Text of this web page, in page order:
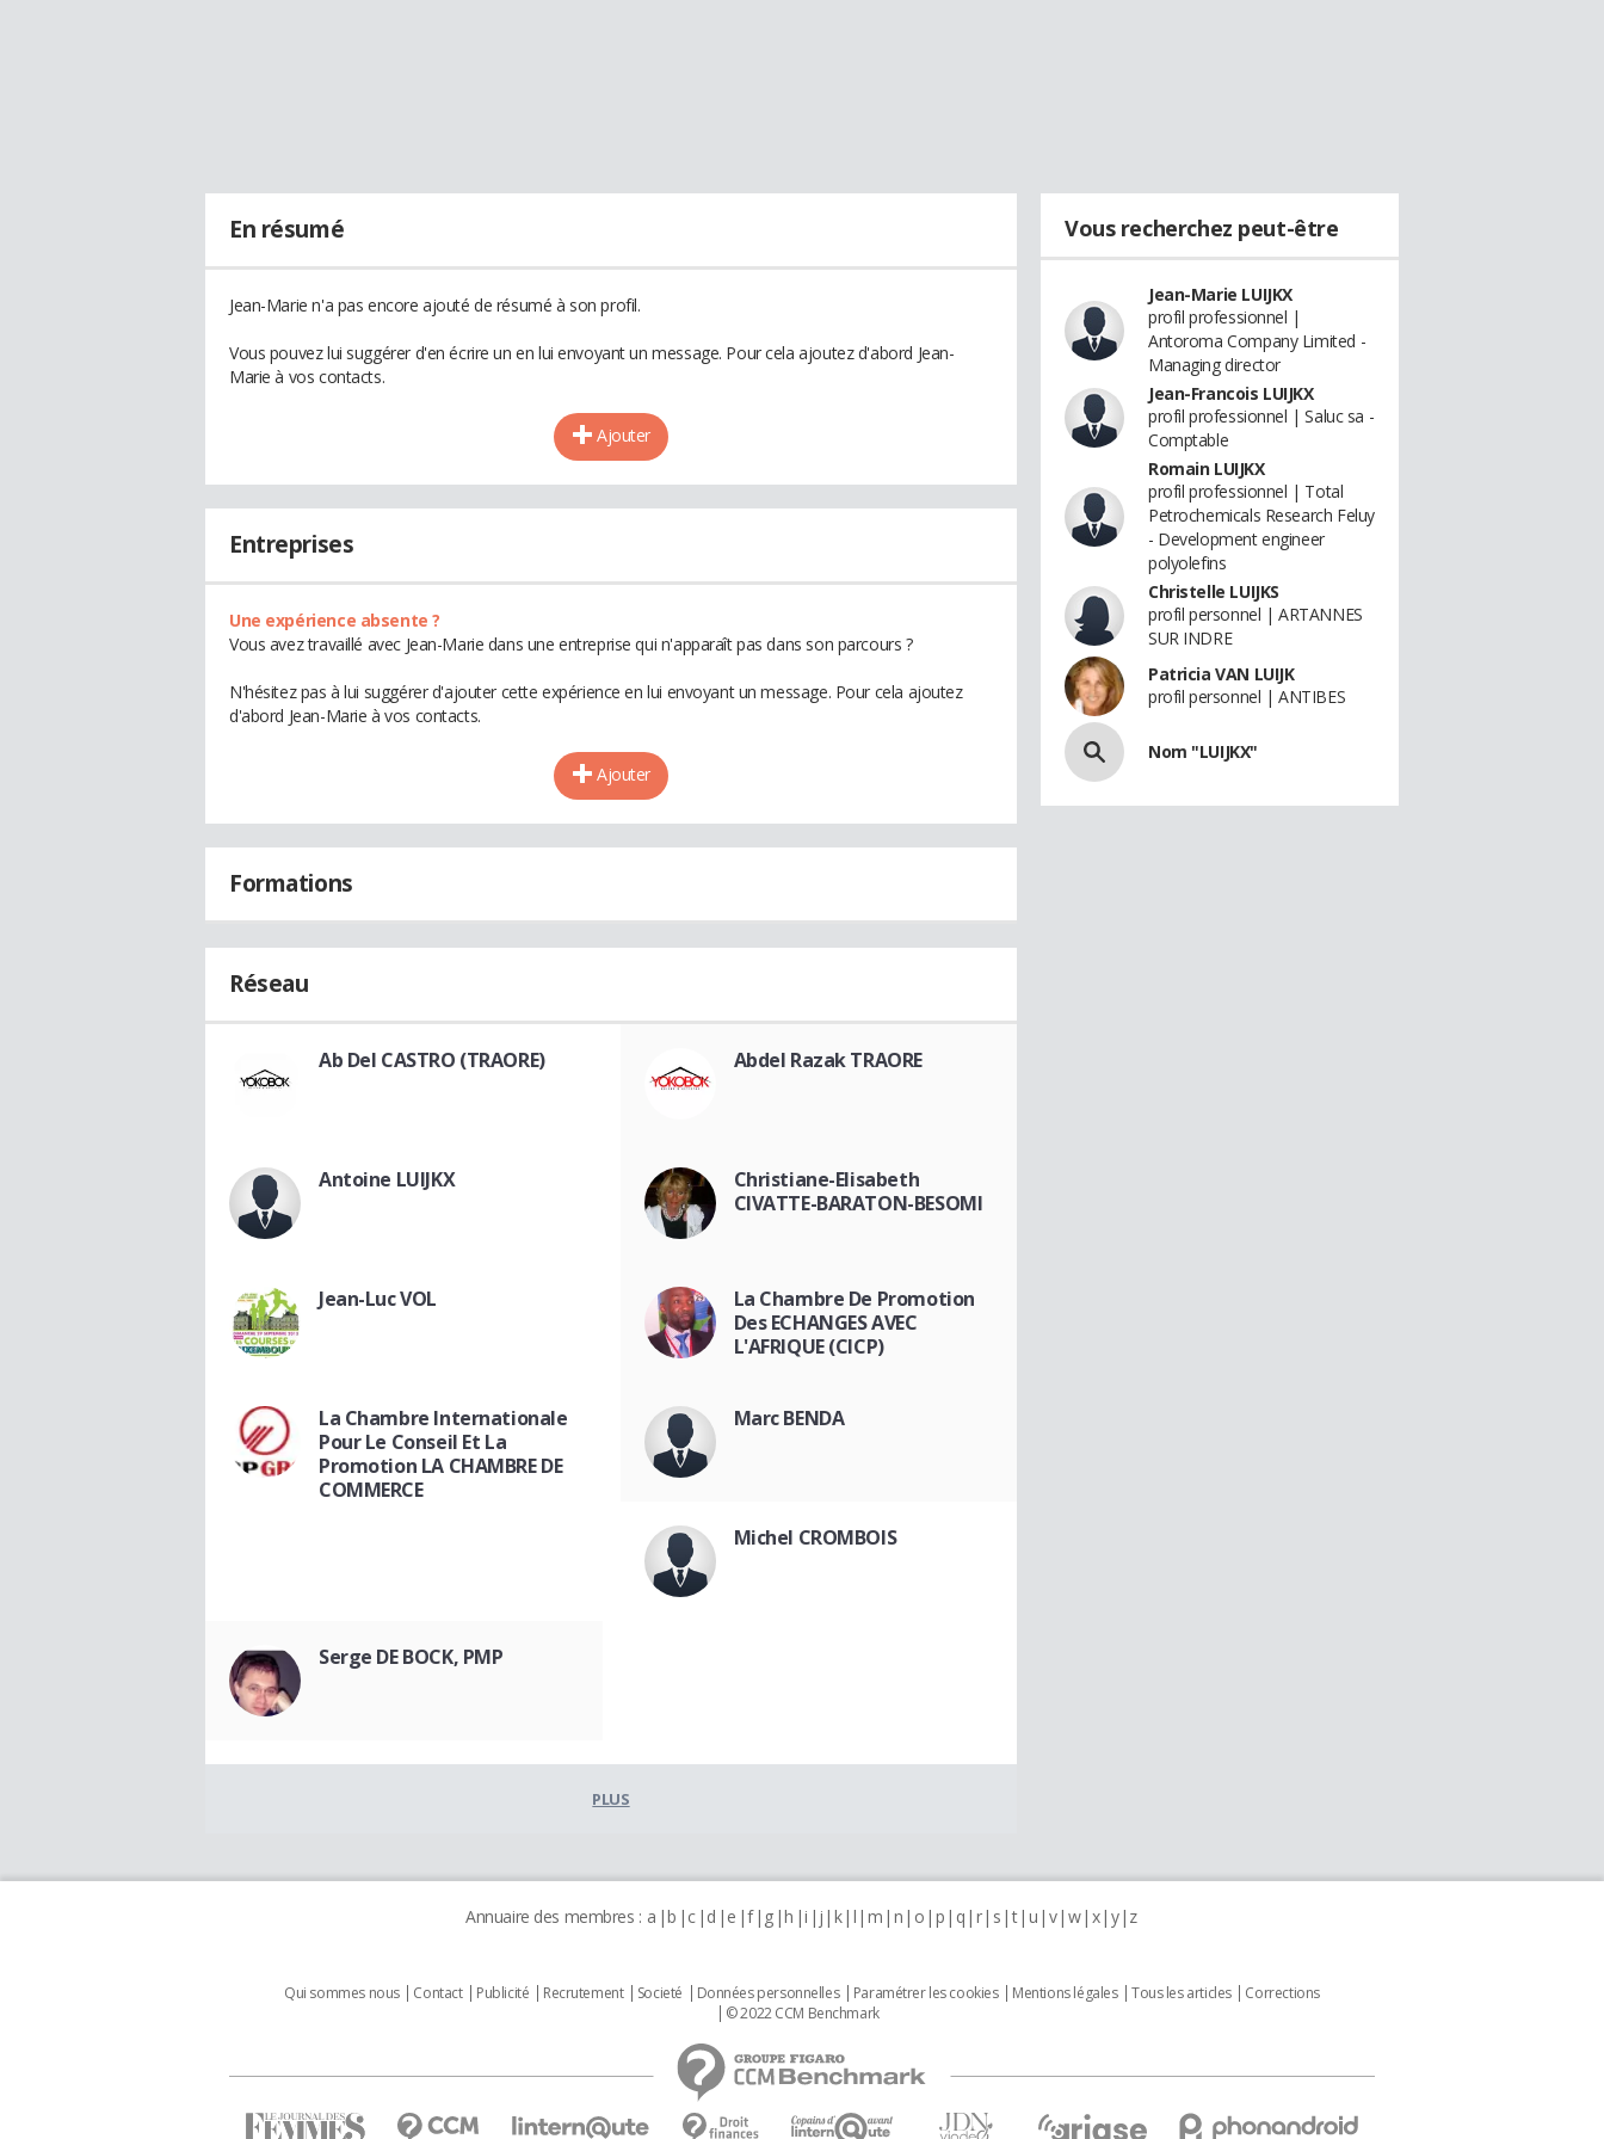
En résumé
Jean-Marie n'a pas encore ajouté de résumé à son profil.
Vous pouvez lui suggérer d'en écrire un en lui envoyant un message. Pour cela ajoutez d'abord Jean-
Marie à vos contacts.
Ajouter
Entreprises
Une expérience absente ?
Vous avez travaillé avec Jean-Marie dans une entreprise qui n'apparaît pas dans son parcours ?
N'hésitez pas à lui suggérer d'ajouter cette expérience en lui envoyant un message. Pour cela ajoutez
d'abord Jean-Marie à vos contacts.
Ajouter
Formations
Réseau
Ab Del CASTRO (TRAORE) Abdel Razak TRAORE
Antoine LUIJKX
Christiane-Elisabeth
CIVATTE-BARATON-BESOMI
Jean-Luc VOL
La Chambre De Promotion
Des ECHANGES AVEC
L'AFRIQUE (CICP)
La Chambre Internationale
Pour Le Conseil Et La
Promotion LA CHAMBRE DE
COMMERCE
Marc BENDA
Michel CROMBOIS
Serge DE BOCK, PMP
PLUS
Vous recherchez peut-être
Jean-Marie LUIJKX
profil professionnel |
Antoroma Company Limited -
Managing director
Jean-Francois LUIJKX
profil professionnel | Saluc sa -
Comptable
Romain LUIJKX
profil professionnel | Total
Petrochemicals Research Feluy
- Development engineer
polyolefins
Christelle LUIJKS
profil personnel | ARTANNES
SUR INDRE
Patricia VAN LUIJK
profil personnel | ANTIBES
Nom "LUIJKX"
Annuaire des membres : a b c d e f g h i j k l m n o p q r s t u v w x y z
Qui sommes nous Contact Publicité Recrutement Societé Données personnelles Paramétrer les cookies Mentions légales Tous les articles
Corrections
© 2022 CCM Benchmark